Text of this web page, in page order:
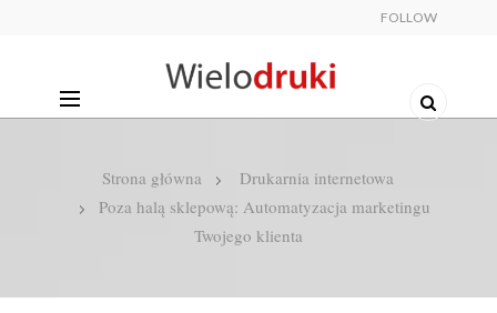
FOLLOW
Strona główna
Drukarnia internetowa
Poza halą sklepową: Automatyzacja marketingu
Twojego klienta